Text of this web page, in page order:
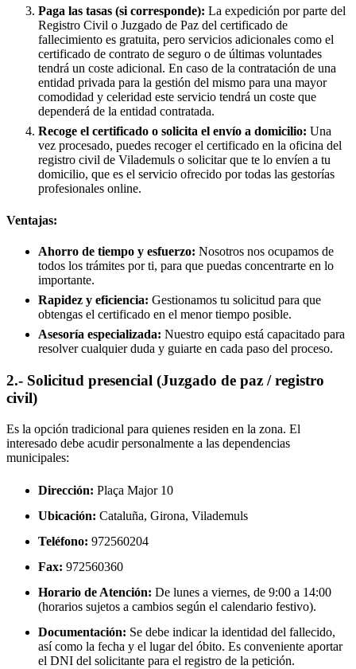
Paga las tasas (si corresponde): La expedición por parte del
Registro Civil o Juzgado de Paz del certificado de
fallecimiento es gratuita, pero servicios adicionales como el
certificado de contrato de seguro o de últimas voluntades
tendrá un coste adicional. En caso de la contratación de una
entidad privada para la gestión del mismo para una mayor
comodidad y celeridad este servicio tendrá un coste que
dependerá de la entidad contratada.
Recoge el certificado o solicita el envío a domicilio: Una
vez procesado, puedes recoger el certificado en la oficina del
registro civil de Vilademuls o solicitar que te lo envíen a tu
domicilio, que es el servicio ofrecido por todas las gestorías
profesionales online.
Ventajas:
Ahorro de tiempo y esfuerzo: Nosotros nos ocupamos de
todos los trámites por ti, para que puedas concentrarte en lo
importante.
Rapidez y eficiencia: Gestionamos tu solicitud para que
obtengas el certificado en el menor tiempo posible.
Asesoría especializada: Nuestro equipo está capacitado para
resolver cualquier duda y guiarte en cada paso del proceso.
2.- Solicitud presencial (Juzgado de paz / registro
civil)
Es la opción tradicional para quienes residen en la zona. El
interesado debe acudir personalmente a las dependencias
municipales:
Dirección: Plaça Major 10
Ubicación: Cataluña, Girona, Vilademuls
Teléfono: 972560204
Fax: 972560360
Horario de Atención: De lunes a viernes, de 9:00 a 14:00
(horarios sujetos a cambios según el calendario festivo).
Documentación: Se debe indicar la identidad del fallecido,
así como la fecha y el lugar del óbito. Es conveniente aportar
el DNI del solicitante para el registro de la petición.